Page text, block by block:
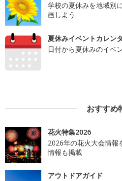
学校の夏休みを地域別
画しよう
夏休みイベントカレン
日付から夏休みのイベ
おすすめ
花火特集2026
2026年の花火大会情報
情報も掲載
アウトドアガイド